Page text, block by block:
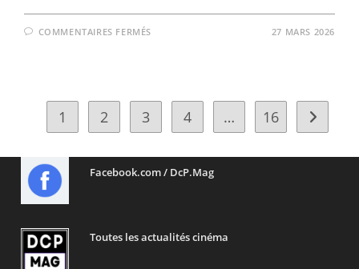
COMMENTAIRES FERMÉS
:
OFF
SE
CONCRÉTISE
27 MARS 2026
1 2 3 4 … 16 Aller à
Facebook.com / DcP.Mag
Toutes les actualités cinéma